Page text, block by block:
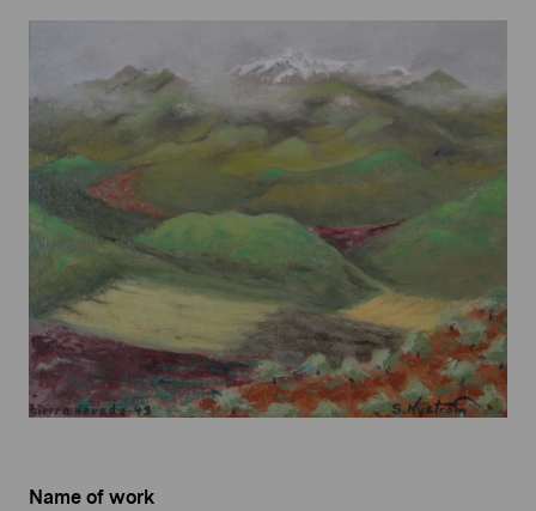
Name of work